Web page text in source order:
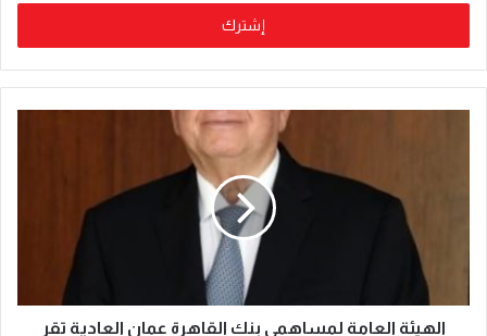
الهيئة العامة لمساهمي بنك القاهرة عمان العادية تقر